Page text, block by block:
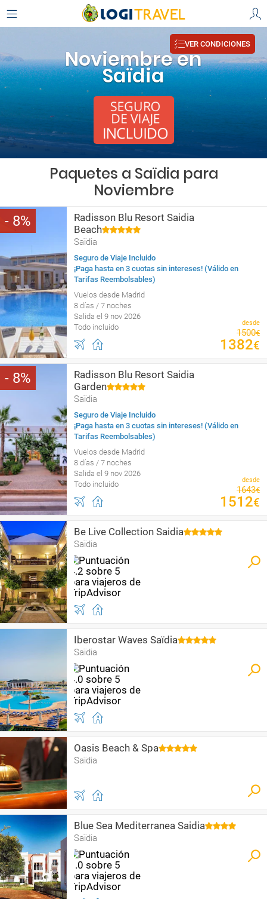
Noviembre en
Saïdia
VER CONDICIONES
Paquetes a Saïdia para
Noviembre
8
Radisson Blu Resort Saidia
Beach
Saïdia
Seguro de Viaje Incluido
¡Paga hasta en 3 cuotas sin intereses! (Válido en
Tarifas Reembolsables)
Vuelos desde Madrid
8 días / 7 noches
Salida el 9 nov 2026
Todo incluido
desde
1500€
1382€
8
Radisson Blu Resort Saidia
Garden
Saïdia
Seguro de Viaje Incluido
¡Paga hasta en 3 cuotas sin intereses! (Válido en
Tarifas Reembolsables)
Vuelos desde Madrid
8 días / 7 noches
Salida el 9 nov 2026
Todo incluido
desde
1643€
1512€
Be Live Collection Saidia
Saïdia
Iberostar Waves Saïdia
Saïdia
Oasis Beach & Spa
Saïdia
Blue Sea Mediterranea Saidia
Saïdia